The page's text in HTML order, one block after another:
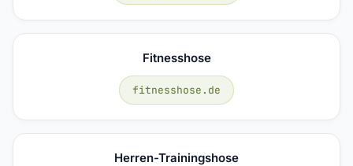
Fitnesshose
fitnesshose.de
Herren-Trainingshose